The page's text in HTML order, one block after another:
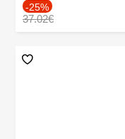
-25%
37.02€